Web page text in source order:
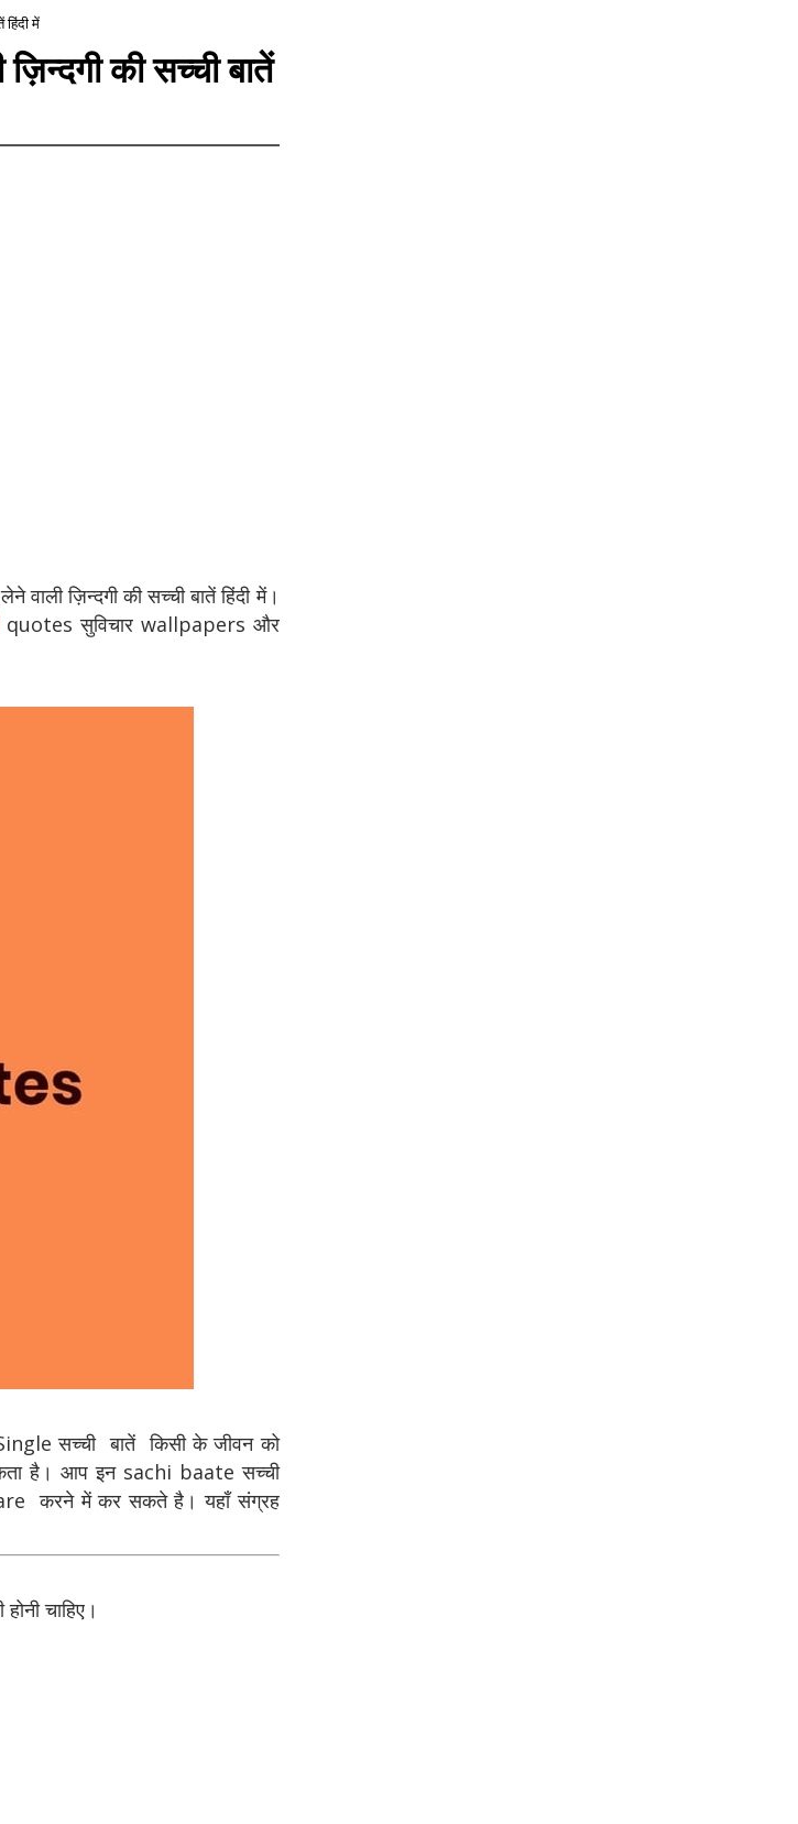
में
की सच्ची बातें
ज़िन्दगी की सच्ची बातें हिंदी में।
quotes सुविचार wallpapers और
सच्चीबातेंकिसी के जीवन को
है। आप इन sachi baate सच्ची
करने में कर सकते है। यहाँ संग्रह
चाहिए।